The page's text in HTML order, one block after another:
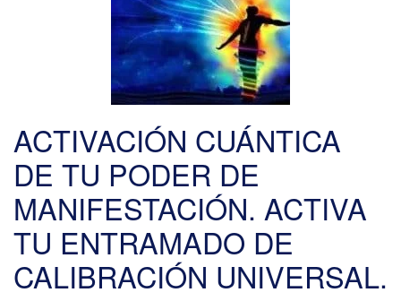
ACTIVACIÓN CUÁNTICA
DE TU PODER DE
MANIFESTACIÓN. ACTIVA
TU ENTRAMADO DE
CALIBRACIÓN UNIVERSAL.